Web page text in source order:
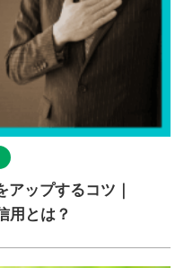
ップするコツ｜
用とは？